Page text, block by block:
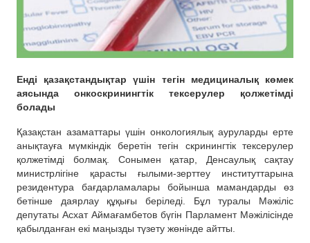
Енді қазақстандықтар үшін тегін медициналық көмек
аясында онкоскринингтік тексерулер қолжетімді
болады
Қазақстан азаматтары үшін онкологиялық ауруларды ерте
анықтауға мүмкіндік беретін тегін скринингтік тексерулер
қолжетімді болмақ. Сонымен қатар, Денсаулық сақтау
министрлігіне қарасты ғылыми-зерттеу институттарына
резидентура бағдарламалары бойынша мамандарды өз
бетінше даярлау құқығы беріледі. Бұл туралы Мәжіліс
депутаты Асхат Аймағамбетов бүгін Парламент Мәжілісінде
қабылданған екі маңызды түзету жөнінде айтты.